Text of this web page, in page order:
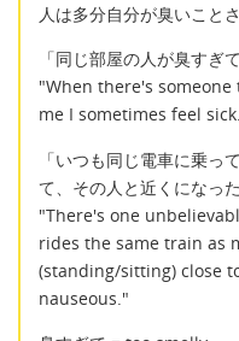
人は多分自分が臭いこと
「同じ部屋の人が臭すぎ
"When there's
me I sometimes feel
「いつも同じ電車に乗っ
て、その人と近くになっ
"There's one
rides the same train as
(standing/sitting) close
nauseous."